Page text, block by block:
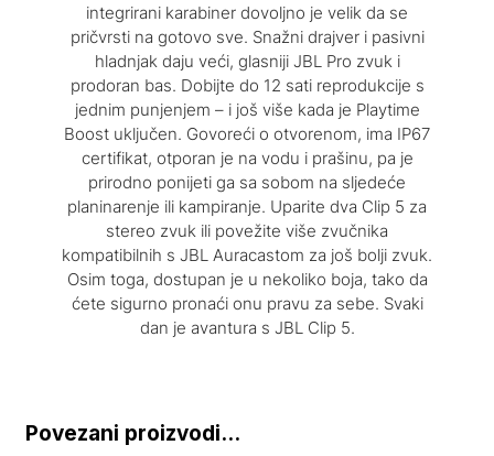
integrirani karabiner dovoljno je velik da se
pričvrsti na gotovo sve. Snažni drajver i pasivni
hladnjak daju veći, glasniji JBL Pro zvuk i
prodoran bas. Dobijte do 12 sati reprodukcije s
jednim punjenjem – i još više kada je Playtime
Boost uključen. Govoreći o otvorenom, ima IP67
certifikat, otporan je na vodu i prašinu, pa je
prirodno ponijeti ga sa sobom na sljedeće
planinarenje ili kampiranje. Uparite dva Clip 5 za
stereo zvuk ili povežite više zvučnika
kompatibilnih s JBL Auracastom za još bolji zvuk.
Osim toga, dostupan je u nekoliko boja, tako da
ćete sigurno pronaći onu pravu za sebe. Svaki
dan je avantura s JBL Clip 5.
Povezani proizvodi...